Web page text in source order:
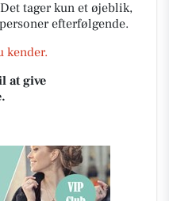
tager kun et øjeblik,
efterfølgende.
kender.
at give